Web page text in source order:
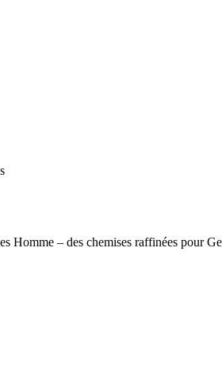
Homme – des chemises raffinées pour